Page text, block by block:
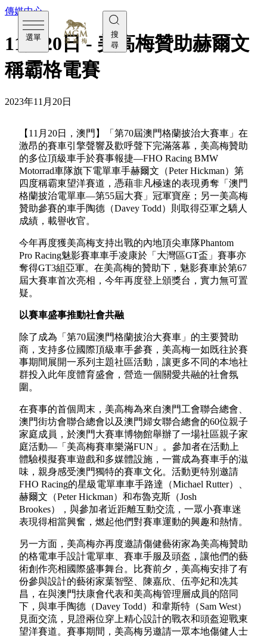
選單
搜
尋
傳媒中心
11月20日 - 美高梅贊助赫爾文
稱霸格電賽
2023年11月20日
【11月20日，澳門】「第70屆澳門格蘭披治大賽車」在
激昂的賽車引擎聲響及歡呼聲下完滿落幕，美高梅贊助
的多位頂級車手於賽事報捷—FHO Racing BMW
Motorrad車隊旗下電單車手赫爾文（Peter Hickman）第
四度稱霸東望洋賽道，憑藉非凡極速的表現勇奪「澳門
格蘭披治電單車—第55屆大賽」冠軍寶座；另一美高梅
贊助參賽的車手陶德（Davey Todd）則取得亞軍之驕人
成績，載譽收官。
今年再度獲美高梅支持出戰的內地頂尖車隊Phantom
Pro Racing魅影賽車車手凌康於「大灣區GT盃」賽事亦
奪得GT3組亞軍。在美高梅的贊助下，魅影賽車於第67
屆大賽車首次亮相，今年再度登上頒獎台，實力無可置
疑。
以賽車盛事推動社會共融
除了成為「第70屆澳門格蘭披治大賽車」的主要贊助
商，支持多位國際頂級車手參賽，美高梅一如既往於賽
事期間展開一系列主題社區活動，讓更多不同的本地社
群投入此年度體育盛會，營造一個關愛共融的社會氛
圍。
在賽事的首個周末，美高梅為來自澳門工會聯合總會、
澳門街坊會聯合總會以及澳門婦女聯合總會的60位親子
家庭成員，於澳門大賽車博物館舉辦了一場社區親子家
庭活動—「美高梅賽車樂滿FUN」。參加者在活動上
體驗模擬賽車遊戲和多媒體設施，一嘗成為賽車手的滋
味，親身感受澳門獨特的賽車文化。活動更特別邀請
FHO Racing的星級電單車車手路達（Michael Rutter）、
赫爾文（Peter Hickman）和布魯克斯（Josh
Brookes），與參加者近距離互動交流，一眾小賽車迷
表現得相當興奮，燃起他們對賽車運動的興趣和熱情。
另一方面，美高梅亦再度邀請傷健藝術家為美高梅贊助
的格電車手設計電單車、賽車手服及頭盔，讓他們的藝
術創作亮相國際盛事舞台。比賽前夕，美高梅安排了有
份參與設計的藝術家葉智堅、陳嘉欣、伍亭妃和冼其
昌，在與澳門扶康會代表和美高梅管理層成員的陪同
下，與車手陶德（Davey Todd）和韋斯特（Sam West）
見面交流，見證兩位穿上精心設計的戰衣和頭盔迎戰東
望洋賽道。賽事期間，美高梅另邀請一眾本地傷健人士